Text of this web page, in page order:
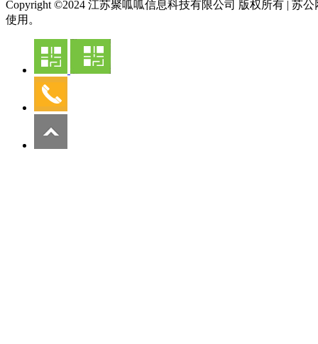
Copyright ©2024 江苏聚呱呱信息科技有限公司 版权所有 | 苏公
使用。